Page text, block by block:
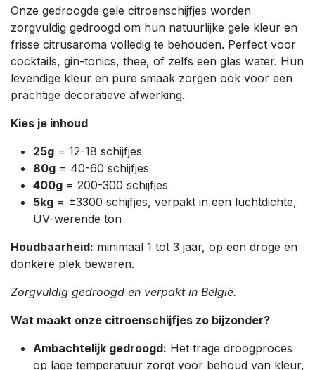
Onze gedroogde gele citroenschijfjes worden
zorgvuldig gedroogd om hun natuurlijke gele kleur en
frisse citrusaroma volledig te behouden. Perfect voor
cocktails, gin-tonics, thee, of zelfs een glas water. Hun
levendige kleur en pure smaak zorgen ook voor een
prachtige decoratieve afwerking.
Kies je inhoud
25g = 12-18 schijfjes
80g = 40-60 schijfjes
400g = 200-300 schijfjes
5kg = ±3300 schijfjes, verpakt in een luchtdichte,
UV-werende ton
Houdbaarheid: minimaal 1 tot 3 jaar, op een droge en
donkere plek bewaren.
Zorgvuldig gedroogd en verpakt in België.
Wat maakt onze citroenschijfjes zo bijzonder?
Ambachtelijk gedroogd: Het trage droogproces
op lage temperatuur zorgt voor behoud van kleur,